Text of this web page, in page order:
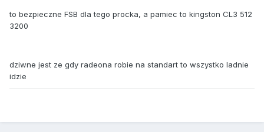
to bezpieczne FSB dla tego procka, a pamiec to kingston CL3 512
3200
dziwne jest ze gdy radeona robie na standart to wszystko ladnie
idzie